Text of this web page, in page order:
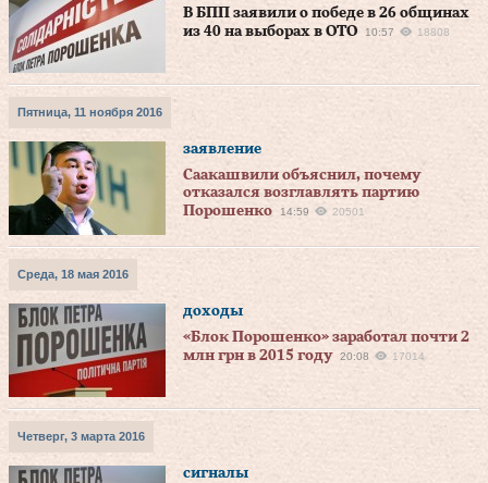
В БПП заявили о победе в 26 общинах
из 40 на выборах в ОТО
10:57 18808
Пятница, 11 ноября 2016
заявление
Саакашвили объяснил, почему
отказался возглавлять партию
Порошенко
14:59 20501
Среда, 18 мая 2016
доходы
«Блок Порошенко» заработал почти 2
млн грн в 2015 году
20:08 17014
Четверг, 3 марта 2016
сигналы